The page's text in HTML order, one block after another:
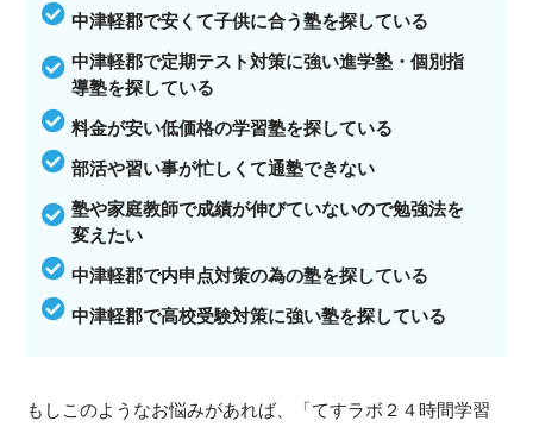
中津軽郡で安くて子供に合う塾を探している
中津軽郡で定期テスト対策に強い進学塾・個別指
導塾を探している
料金が安い低価格の学習塾を探している
部活や習い事が忙しくて通塾できない
塾や家庭教師で成績が伸びていないので勉強法を
変えたい
中津軽郡で内申点対策の為の塾を探している
中津軽郡で高校受験対策に強い塾を探している
もしこのようなお悩みがあれば、「てすラボ２４時間学習